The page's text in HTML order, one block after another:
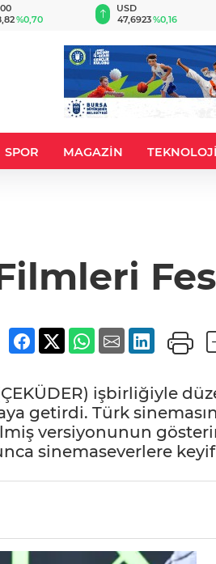
%0,70
USD
47,6923%0,16
SPOR MAGAZİN TEKNOLOJİ
işbirliğiyle
getirdi. Türk
versiyonunun
sinemaseverlere